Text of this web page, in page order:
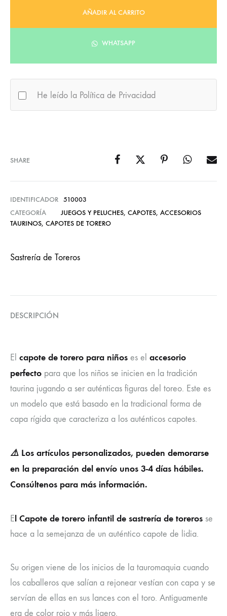
Sastrería de Toreros
AÑADIR AL CARRITO
WHATSAPP
He leído la Política de Privacidad
SHARE
IDENTIFICADOR 510003
CATEGORÍA
JUEGOS Y PELUCHES, CAPOTES, ACCESORIOS
TAURINOS, CAPOTES DE TORERO
DESCRIPCIÓN
El capote de torero para niños es el accesorio
perfecto para que los niños se inicien en la tradición
taurina jugando a ser auténticas figuras del toreo. Este es
un modelo que está basado en la tradicional forma de
capa rígida que caracteriza a los auténticos capotes.
⚠️ Los artículos personalizados, pueden demorarse
en la preparación del envío unos 3-4 días hábiles.
Consúltenos para más información.
El Capote de torero infantil de sastrería de toreros se
hace a la semejanza de un auténtico capote de lidia.
Su origen viene de los inicios de la tauromaquia cuando
los caballeros que salían a rejonear vestían con capa y se
servían de ellas en sus lances con el toro. Antiguamente
era de color rojo y más ligero.